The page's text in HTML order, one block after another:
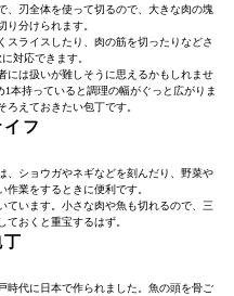
、刃全体を使って切るので、大きな肉の塊
り分けられます。
スライスしたり、肉の筋を切ったりなどさ
対応できます。
には扱いが難しそうに思えるかもしれませ
本持っていると調理の幅がぐっと広がりま
えておきたい包丁です。
フ
、ショウガやネギなどを刻んだり、野菜や
業をするときに便利です。
ています。小さな肉や魚も切れるので、三
ておくと重宝するはず。
時代に日本で作られました。魚の頭を骨ご